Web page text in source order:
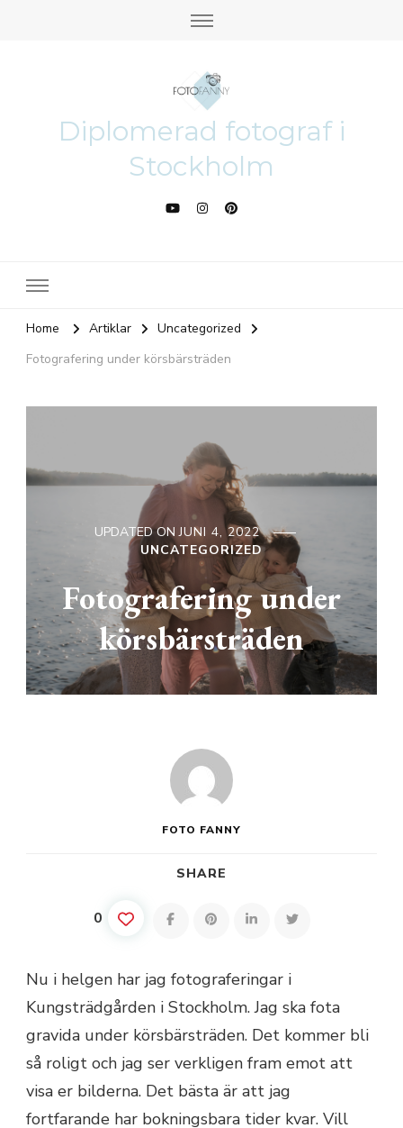
Diplomerad fotograf i
Stockholm
Home Artiklar
Uncategorized
Fotografering under körsbärsträden
UPDATED ONJUNI 4, 2022
UNCATEGORIZED
Fotografering under
körsbärsträden
FOTO FANNY
SHARE
0
Nu i helgen har jag fotograferingar i
Kungsträdgården i Stockholm. Jag ska fota
gravida under körsbärsträden. Det kommer bli
så roligt och jag ser verkligen fram emot att
visa er bilderna. Det bästa är att jag
fortfarande har bokningsbara tider kvar. Vill